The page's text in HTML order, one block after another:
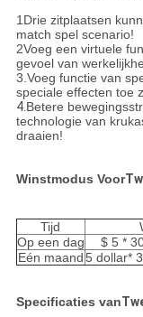
1Drie zitplaatsen
match spel scenario!
2Voeg een virtuele
gevoel van
3.Voeg functie van
speciale effecten toe
4.Betere
technologie van
draaien!
Winstmodus Voor
Tijd
Op een dag
$ 5 *
Eén maand5 dollar*
Specificaties van